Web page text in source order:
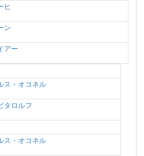
ヒ
ン
アー
ス・オコネル
タロルフ
ス・オコネル